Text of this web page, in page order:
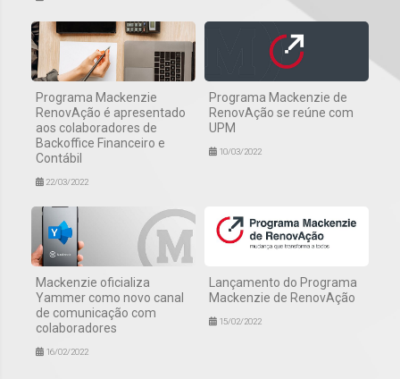
Programa Mackenzie
RenovAção é apresentado
aos colaboradores de
Backoffice Financeiro e
Contábil
22/03/2022
Programa Mackenzie de
RenovAção se reúne com
UPM
10/03/2022
Mackenzie oficializa
Yammer como novo canal
de comunicação com
colaboradores
16/02/2022
Lançamento do Programa
Mackenzie de RenovAção
15/02/2022